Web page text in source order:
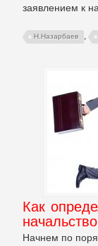
заявлением к
Н.Назарбаев ,
Как
Начнем по